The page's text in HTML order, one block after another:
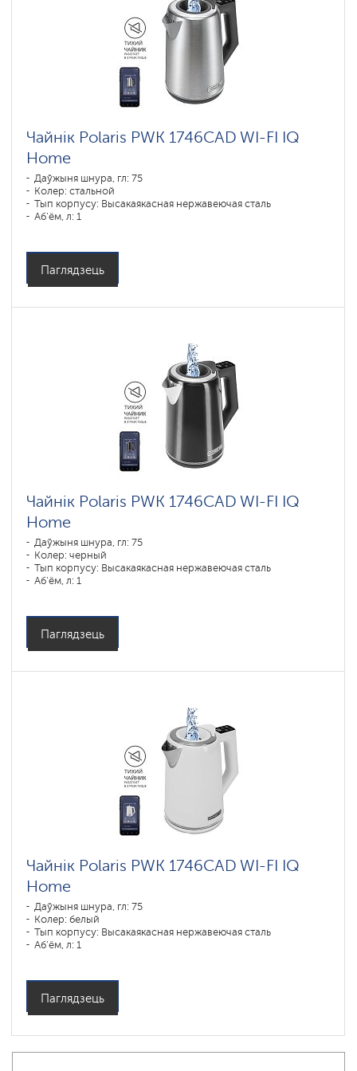
Чайнік Polaris PWK 1746CAD WI-FI IQ
Home
Даўжыня шнура, гл: 75
Колер: стальной
Тып корпусу: Высакаякасная нержавеючая сталь
Аб'ём, л: 1
Паглядзець
Чайнік Polaris PWK 1746CAD WI-FI IQ
Home
Даўжыня шнура, гл: 75
Колер: черный
Тып корпусу: Высакаякасная нержавеючая сталь
Аб'ём, л: 1
Паглядзець
Чайнік Polaris PWK 1746CAD WI-FI IQ
Home
Даўжыня шнура, гл: 75
Колер: белый
Тып корпусу: Высакаякасная нержавеючая сталь
Аб'ём, л: 1
Паглядзець